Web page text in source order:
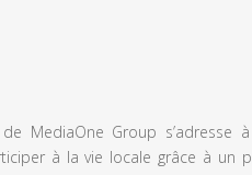
MediaOne Group s’adresse
à la vie locale grâce à un